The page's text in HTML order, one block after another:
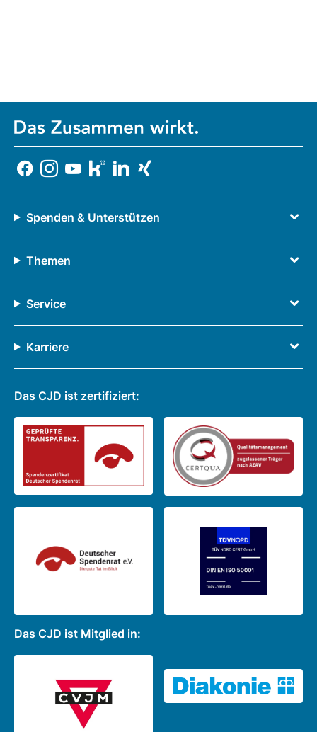
Spenden & Unterstützen
Themen
Service
Karriere
Das CJD ist zertifiziert:
Das CJD ist Mitglied in: